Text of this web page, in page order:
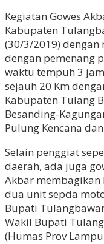
Kegiatan Gowes
Kabupaten
(30/3/2019) dengan
dengan pemenang
waktu tempuh 3
sejauh 20 Km
Kabupaten Tulang
Besanding-
Pulung Kencana
Selain penggiat
daerah, ada juga
Akbar
dua unit sepda
Bupati
Wakil Bupati
(Humas Prov